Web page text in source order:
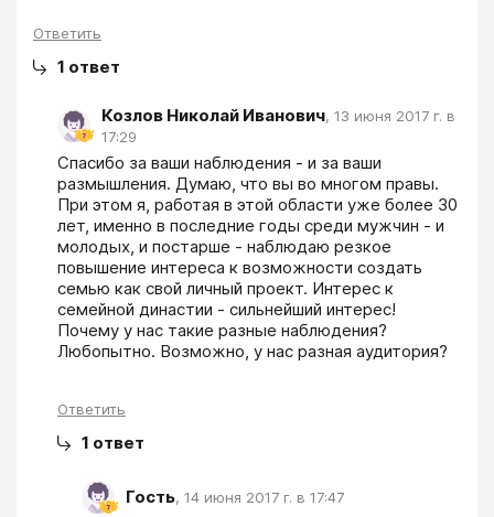
Ответить
1 ответ
Козлов Николай Иванович, 13 июня 2017 г. в
17:29
Спасибо за ваши наблюдения - и за ваши
размышления. Думаю, что вы во многом правы.
При этом я, работая в этой области уже более 30
лет, именно в последние годы среди мужчин - и
молодых, и постарше - наблюдаю резкое
повышение интереса к возможности создать
семью как свой личный проект. Интерес к
семейной династии - сильнейший интерес!
Почему у нас такие разные наблюдения?
Любопытно. Возможно, у нас разная аудитория?
Ответить
1 ответ
Гость, 14 июня 2017 г. в 17:47